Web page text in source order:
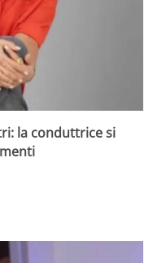
la conduttrice si